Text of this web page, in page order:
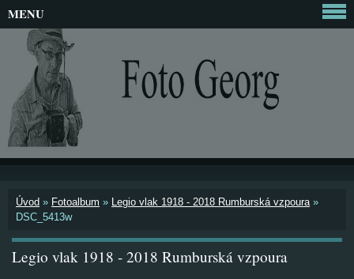
Úvod » Fotoalbum » Legio vlak 1918 - 2018 Rumburská vzpoura»
DSC_5413w
Legio vlak 1918 - 2018 Rumburská vzpoura
MENU